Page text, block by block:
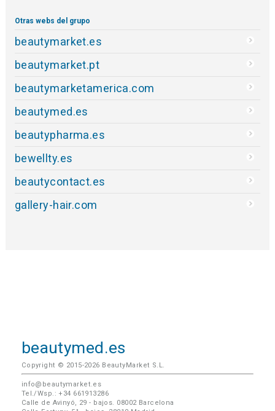
Otras webs del grupo
beautymarket.es
beautymarket.pt
beautymarketamerica.com
beautymed.es
beautypharma.es
bewellty.es
beautycontact.es
gallery-hair.com
beautymed.es
Copyright © 2015-2026 BeautyMarket S.L.
info@beautymarket.es
Tel./Wsp.: +34 661913286
Calle de Avinyó, 29 - bajos. 08002 Barcelona